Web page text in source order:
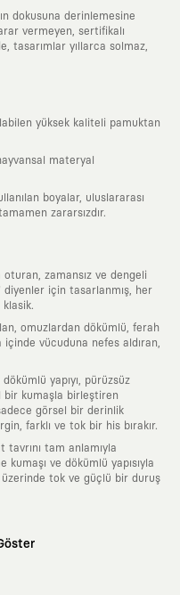
dokusuna derinlemesine
vermeyen, sertifikalı
tasarımlar yıllarca solmaz,
yüksek kaliteli pamuktan
materyal
boyalar, uluslararası
zararsızdır.
zamansız ve dengeli
için tasarlanmış, her
omuzlardan dökümlü, ferah
vücuduna nefes aldıran,
yapıyı, pürüzsüz
bir kumaşla birleştiren
görsel bir derinlik
farklı ve tok bir his bırakır.
tam anlamıyla
kumaşı ve dökümlü yapısıyla
tok ve güçlü bir duruş